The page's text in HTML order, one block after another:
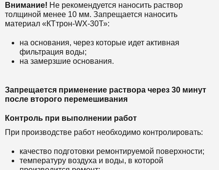
Внимание! Не рекомендуется наносить раствор
толщиной менее 10 мм. Запрещается наносить
материал «КТтрон-WX-30Т»:
на основания, через которые идет активная
фильтрация воды;
на замерзшие основания.
Запрещается применение раствора через 30 минут
после второго перемешивания
Контроль при выполнении работ
При производстве работ необходимо контролировать:
качество подготовки ремонтируемой поверхности;
температуру воздуха и воды, в которой